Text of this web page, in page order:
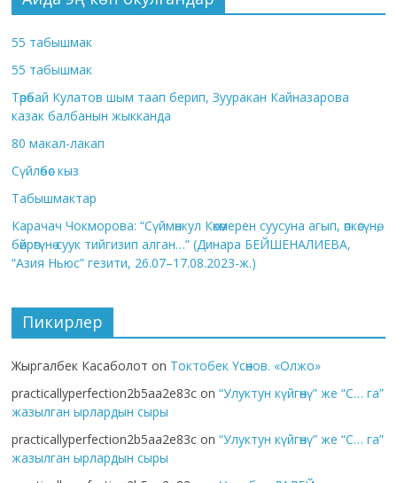
55 табышмак
55 табышмак
Төрөбай Кулатов шым таап берип, Зууракан Кайназарова
казак балбанын жыкканда
80 макал-лакап
Сүйлөбөс кыз
Табышмактар
Карачач Чокморова: “Сүймөнкул Көкөмерен суусуна агып, өпкөсүнө,
бөйрөгүнө суук тийгизип алган…” (Динара БЕЙШЕНАЛИЕВА,
“Азия Ньюс” гезити, 26.07–17.08.2023-ж.)
Пикирлер
Жыргалбек Касаболот on Токтобек Үсөнов. «Олжо»
practicallyperfection2b5aa2e83c on“Улуктун күйгөнү” же “С… га”
жазылган ырлардын сыры
practicallyperfection2b5aa2e83c on“Улуктун күйгөнү” же “С… га”
жазылган ырлардын сыры